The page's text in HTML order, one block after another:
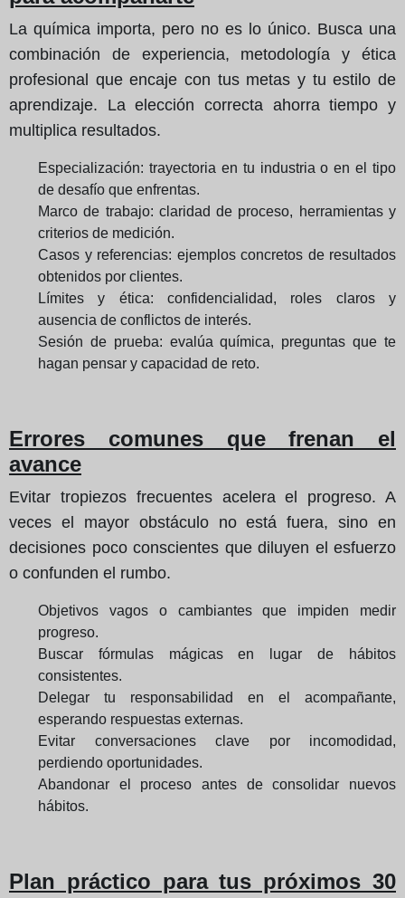
La química importa, pero no es lo único. Busca una
combinación de experiencia, metodología y ética
profesional que encaje con tus metas y tu estilo de
aprendizaje. La elección correcta ahorra tiempo y
multiplica resultados.
Especialización: trayectoria en tu industria o en el tipo
de desafío que enfrentas.
Marco de trabajo: claridad de proceso, herramientas y
criterios de medición.
Casos y referencias: ejemplos concretos de resultados
obtenidos por clientes.
Límites y ética: confidencialidad, roles claros y
ausencia de conflictos de interés.
Sesión de prueba: evalúa química, preguntas que te
hagan pensar y capacidad de reto.
Errores comunes que frenan el
avance
Evitar tropiezos frecuentes acelera el progreso. A
veces el mayor obstáculo no está fuera, sino en
decisiones poco conscientes que diluyen el esfuerzo
o confunden el rumbo.
Objetivos vagos o cambiantes que impiden medir
progreso.
Buscar fórmulas mágicas en lugar de hábitos
consistentes.
Delegar tu responsabilidad en el acompañante,
esperando respuestas externas.
Evitar conversaciones clave por incomodidad,
perdiendo oportunidades.
Abandonar el proceso antes de consolidar nuevos
hábitos.
Plan práctico para tus próximos 30